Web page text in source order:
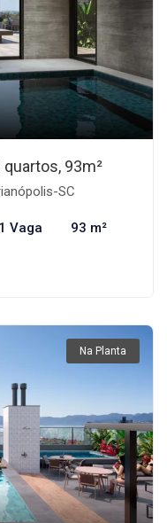
93m²
SC
1 Vaga 93 m²
Na Planta